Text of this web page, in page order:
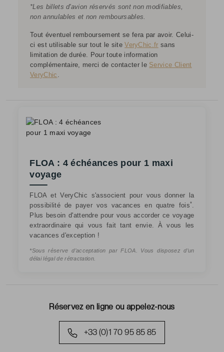
Réservez en ligne ou appelez-nous
+33 (0)1 70 95 85 85
*Les billets d'avion réservés sont non modifiables,
non annulables et non remboursables.
Tout éventuel remboursement se fera par avoir. Celui-
ci est utilisable sur tout le siteVeryChic.fr sans
limitation de durée. Pour toute information
complémentaire, merci de contacter le Service Client
VeryChic .
FLOA : 4 échéances pour 1 maxi
voyage
FLOA et VeryChic s'associent pour vous donner la
possibilité de payer vos vacances en quatre fois*.
Plus besoin d'attendre pour vous accorder ce voyage
extraordinaire qui vous fait tant envie. À vous les
vacances d'exception !
*Sous réserve d’acceptation par FLOA. Vous disposez d’un
délai légal de rétractation.